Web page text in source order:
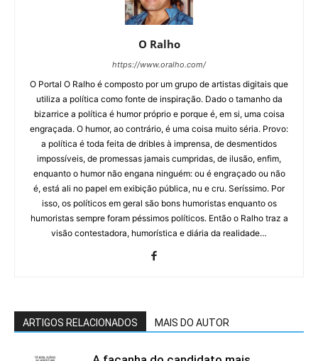
O Ralho
https://www.oralho.com/
O Portal O Ralho é composto por um grupo de artistas digitais que
utiliza a política como fonte de inspiração. Dado o tamanho da
bizarrice a política é humor próprio e porque é, em si, uma coisa
engraçada. O humor, ao contrário, é uma coisa muito séria. Provo:
a política é toda feita de dribles à imprensa, de desmentidos
impossíveis, de promessas jamais cumpridas, de ilusão, enfim,
enquanto o humor não engana ninguém: ou é engraçado ou não
é, está ali no papel em exibição pública, nu e cru. Seríssimo. Por
isso, os políticos em geral são bons humoristas enquanto os
humoristas sempre foram péssimos políticos. Então o Ralho traz a
visão contestadora, humorística e diária da realidade…
ARTIGOS RELACIONADOS MAIS DO AUTOR